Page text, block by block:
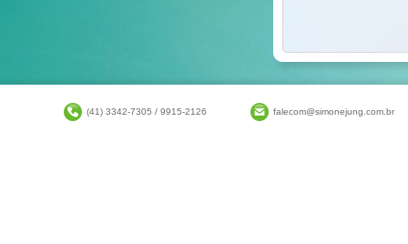
(41) 3342-7305 / 9915-2126 falecom@simonejung.com.br